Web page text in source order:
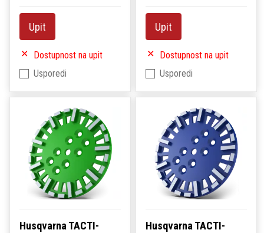
Upit
Dostupnost na upit
Usporedi
Upit
Dostupnost na upit
Usporedi
Husqvarna TACTI-
Husqvarna TACTI-